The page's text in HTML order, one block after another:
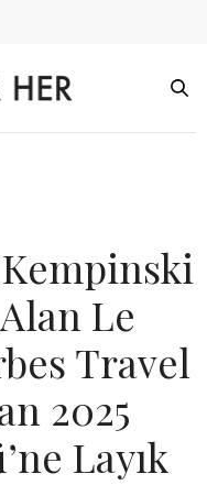
Le
Travel
2025
Layık